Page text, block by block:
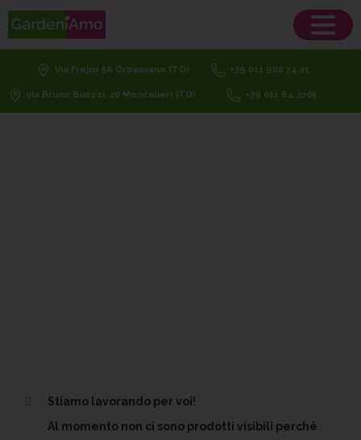
Via Frejus 56 Orbassano (TO) +39 011 900 74 21
via Bruno Buozzi, 20 Moncalieri (TO) +39 011 64 2705
Stiamo lavorando per voi!
Al momento non ci sono prodotti visibili perché